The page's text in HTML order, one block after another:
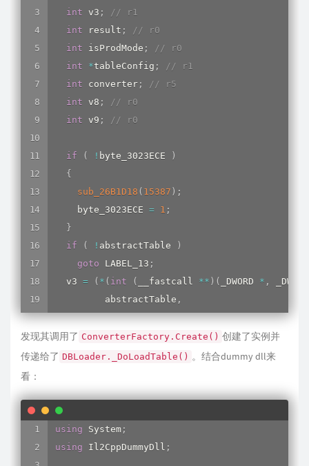
int v3 ;
// r1
int result ;
// r0
int isProdMode ;
// r0
int
*tableConfig ;
// r1
int converter ;
// r5
int v8 ;
// r0
int v9 ; // r0
if ( ! byte_3023ECE
)
{
sub_26B1D18 ( 15387 ) ;
    byte_3023ECE
= 1 ;
}
if
( ! abstractTable
)
goto LABEL_13 ;
  v3
= ( * ( int ( __fastcall ** ) ( _DWORD * ,
_DWORD
         abstractTable
,
*(_DWORD *)(*abstractTable + 216))
  result
= 1;
if
( v3
  tableConfig
if
isProdMode
    tableConfig
= abstractTable
发现其调用了 ConverterFactory.Create() 创建了实例并
传递给了 DBLoader._DoLoadTable() 。结合dummy dll来
看：
using System ;
using Il2CppDummyDll ;